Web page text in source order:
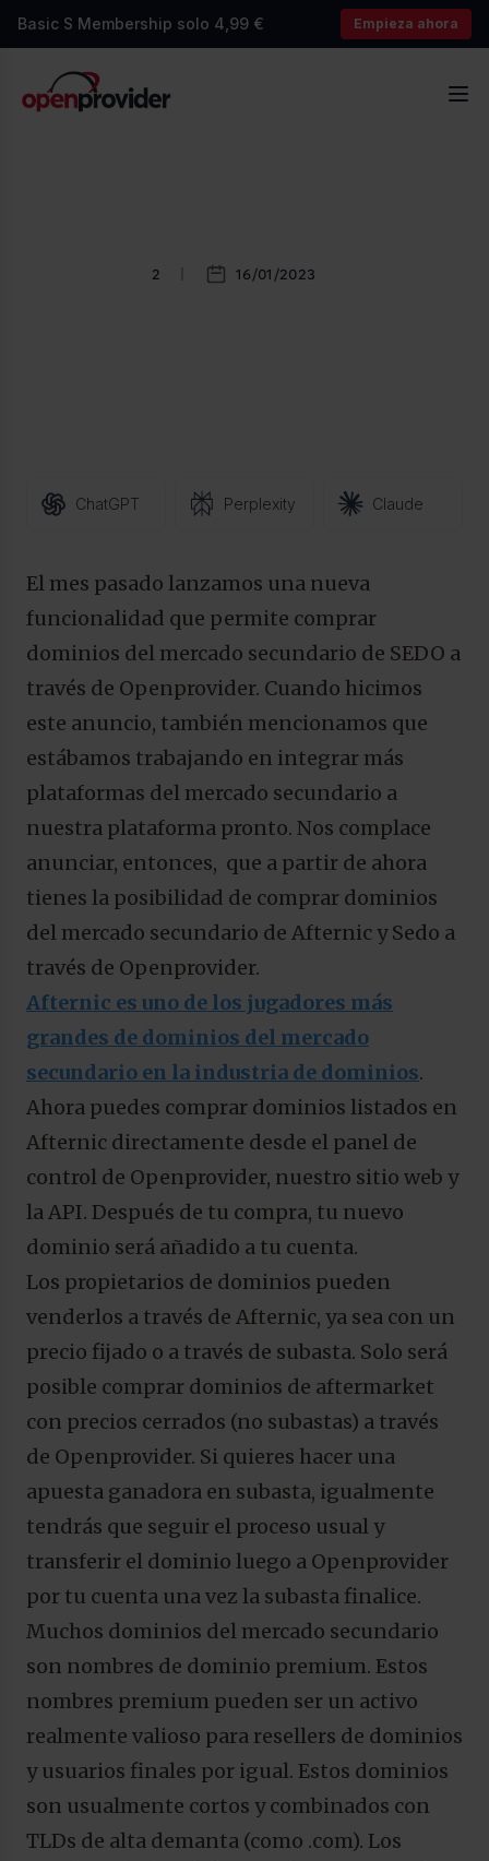
Basic S Membership solo 4,99 € Empieza ahora
OpenProvider
2 16/01/2023
ChatGPT Perplexity Claude
El mes pasado lanzamos una nueva
funcionalidad que permite comprar
dominios del mercado secundario de SEDO a
través de Openprovider. Cuando hicimos
este anuncio, también mencionamos que
estábamos trabajando en integrar más
plataformas del mercado secundario a
nuestra plataforma pronto. Nos complace
anunciar, entonces, que a partir de ahora
tienes la posibilidad de comprar dominios
del mercado secundario de Afternic y Sedo a
través de Openprovider.
Afternic es uno de los jugadores más
grandes de dominios del mercado
secundario en la industria de dominios.
Ahora puedes comprar dominios listados en
Afternic directamente desde el panel de
control de Openprovider, nuestro sitio web y
la API. Después de tu compra, tu nuevo
dominio será añadido a tu cuenta.
Los propietarios de dominios pueden
venderlos a través de Afternic, ya sea con un
precio fijado o a través de subasta. Solo será
posible comprar dominios de aftermarket
con precios cerrados (no subastas) a través
de Openprovider. Si quieres hacer una
apuesta ganadora en subasta, igualmente
tendrás que seguir el proceso usual y
transferir el dominio luego a Openprovider
por tu cuenta una vez la subasta finalice.
Muchos dominios del mercado secundario
son nombres de dominio premium. Estos
nombres premium pueden ser un activo
realmente valioso para resellers de dominios
y usuarios finales por igual. Estos dominios
son usualmente cortos y combinados con
TLDs de alta demanta (como .com). Los